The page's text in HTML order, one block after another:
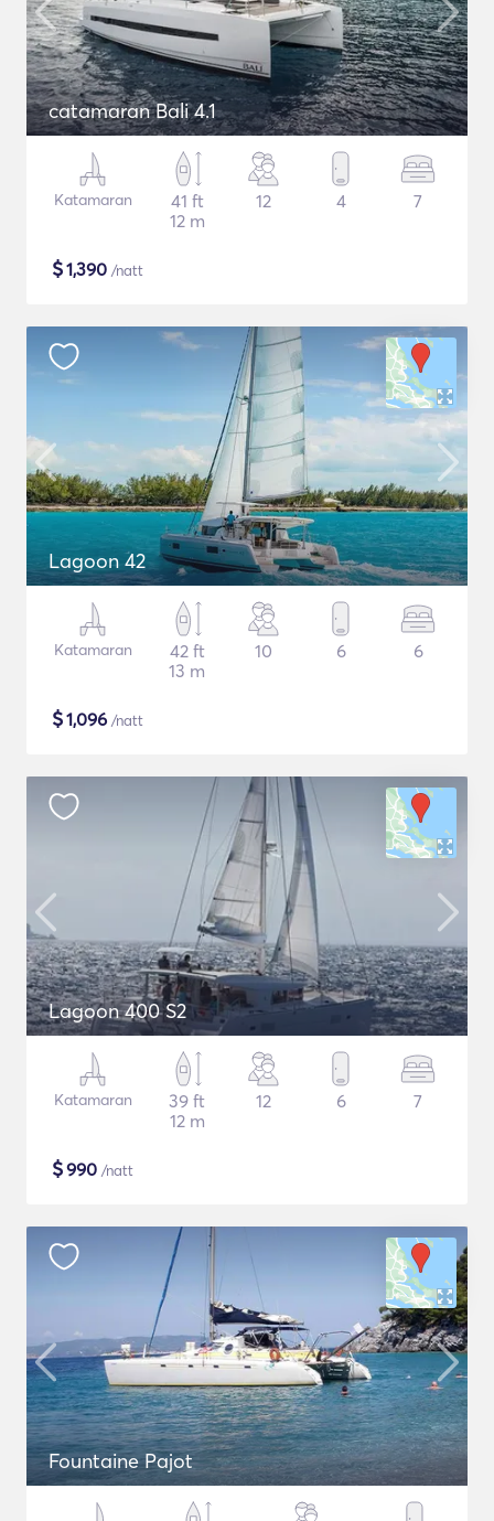
catamaran Bali 4.1
Katamaran
41 ft
12 m
12 4 7
$1,390 /natt
Lagoon 42
Katamaran
42 ft
13 m
10 6 6
$1,096 /natt
Lagoon 400 S2
Katamaran
39 ft
12 m
12 6 7
$990 /natt
Fountaine Pajot